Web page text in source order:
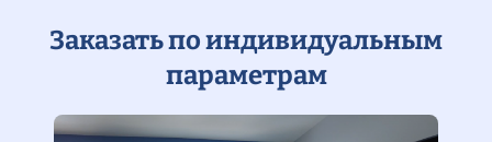
Заказать по индивидуальным
параметрам